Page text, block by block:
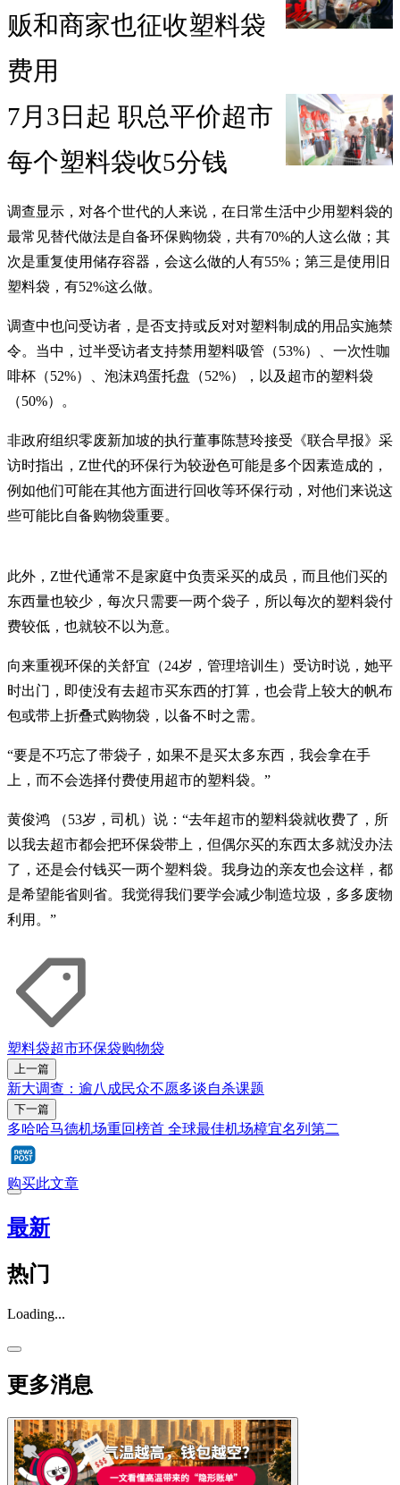
贩和商家也征收塑料袋
费用
7月3日起 职总平价超市
每个塑料袋收5分钱
调查显示，对各个世代的人来说，在日常生活中少用塑料袋的
最常见替代做法是自备环保购物袋，共有70%的人这么做；其
次是重复使用储存容器，会这么做的人有55%；第三是使用旧
塑料袋，有52%这么做。
调查中也问受访者，是否支持或反对对塑料制成的用品实施禁
令。当中，过半受访者支持禁用塑料吸管（53%）、一次性咖
啡杯（52%）、泡沫鸡蛋托盘（52%），以及超市的塑料袋
（50%）。
非政府组织零废新加坡的执行董事陈慧玲接受《联合早报》采
访时指出，Z世代的环保行为较逊色可能是多个因素造成的，
例如他们可能在其他方面进行回收等环保行动，对他们来说这
些可能比自备购物袋重要。
此外，Z世代通常不是家庭中负责采买的成员，而且他们买的
东西量也较少，每次只需要一两个袋子，所以每次的塑料袋付
费较低，也就较不以为意。
向来重视环保的关舒宜（24岁，管理培训生）受访时说，她平
时出门，即使没有去超市买东西的打算，也会背上较大的帆布
包或带上折叠式购物袋，以备不时之需。
“要是不巧忘了带袋子，如果不是买太多东西，我会拿在手
上，而不会选择付费使用超市的塑料袋。”
黄俊鸿 （53岁，司机）说：“去年超市的塑料袋就收费了，所
以我去超市都会把环保袋带上，但偶尔买的东西太多就没办法
了，还是会付钱买一两个塑料袋。我身边的亲友也会这样，都
是希望能省则省。我觉得我们要学会减少制造垃圾，多多废物
利用。”
塑料袋超市环保袋购物袋
上一篇
新大调查：逾八成民众不愿多谈自杀课题
下一篇
多哈哈马德机场重回榜首 全球最佳机场樟宜名列第二
购买此文章
最新
热门
Loading...
更多消息